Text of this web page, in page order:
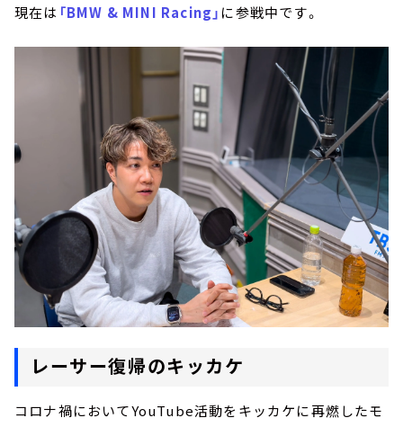
現在は 「BMW & MINI Racing」 に参戦中です。
レーサー復帰のキッカケ
コロナ禍においてYouTube活動をキッカケに再燃したモ